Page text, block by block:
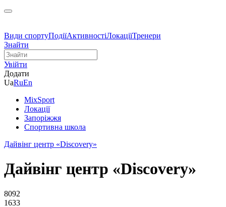
Види спортуПодіїАктивностіЛокаціїТренери
Знайти
Увійти
Додати
UaRuEn
MixSport
Локації
Запоріжжя
Спортивна школа
Дайвінг центр «Discovery»
Дайвінг центр «Discovery»
8092
1633